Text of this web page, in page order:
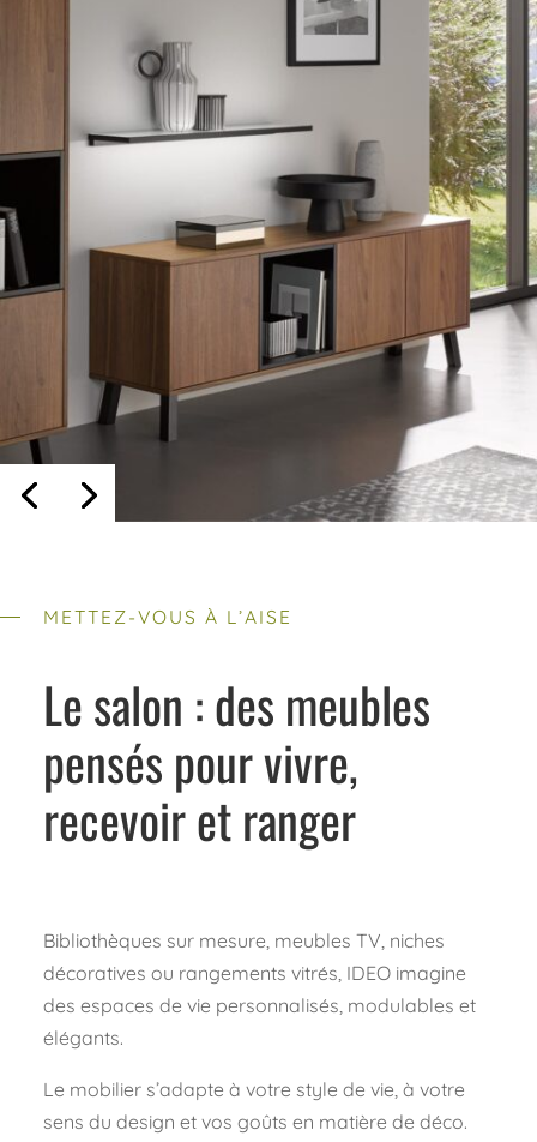
METTEZ-VOUS À L’AISE
Le salon : des meubles
pensés pour vivre,
recevoir et ranger
Bibliothèques sur mesure, meubles TV, niches
décoratives ou rangements vitrés, IDEO imagine
des espaces de vie personnalisés, modulables et
élégants.
Le mobilier s’adapte à votre style de vie, à votre
sens du design et vos goûts en matière de déco.